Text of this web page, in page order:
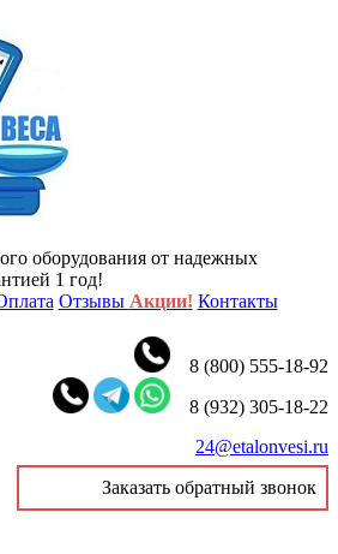
оборудования от надежных
1 год!
Отзывы Акции! Контакты
8 (800) 555-18-92
8 (932) 305-18-22
24@etalonvesi.ru
Заказать обратный звонок